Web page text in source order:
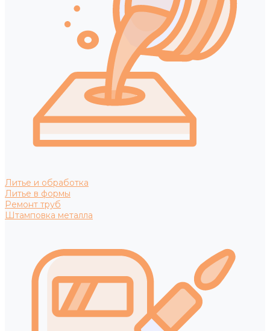
Литье и обработка
Литье в формы
Ремонт труб
Штамповка металла